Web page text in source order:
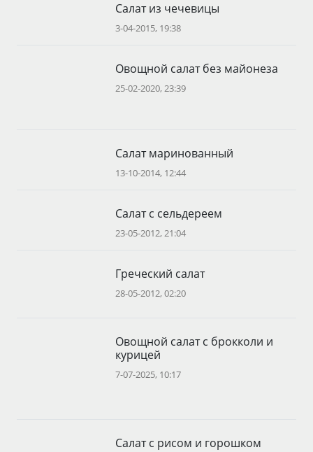
Салат из чечевицы
3-04-2015, 19:38
Овощной салат без майонеза
25-02-2020, 23:39
Салат маринованный
13-10-2014, 12:44
Салат с сельдереем
23-05-2012, 21:04
Греческий салат
28-05-2012, 02:20
Овощной салат с брокколи и
курицей
7-07-2025, 10:17
Салат с рисом и горошком